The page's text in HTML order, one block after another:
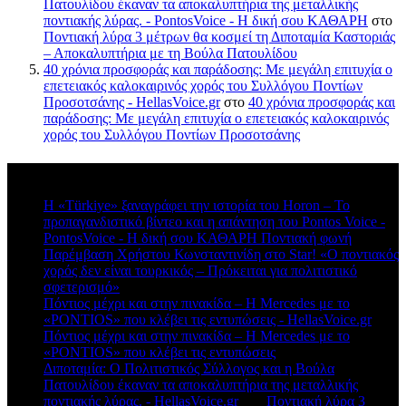
Πατουλίδου έκαναν τα αποκαλυπτήρια της μεταλλικής
ποντιακής λύρας. - PontosVoice - H δική σου ΚΑΘΑΡΗ στο
Ποντιακή λύρα 3 μέτρων θα κοσμεί τη Διποταμία Καστοριάς
– Αποκαλυπτήρια με τη Βούλα Πατουλίδου
40 χρόνια προσφοράς και παράδοσης: Με μεγάλη επιτυχία ο
επετειακός καλοκαιρινός χορός του Συλλόγου Ποντίων
Προσοτσάνης - HellasVoice.grστο 40 χρόνια προσφοράς και
παράδοσης: Με μεγάλη επιτυχία ο επετειακός καλοκαιρινός
χορός του Συλλόγου Ποντίων Προσοτσάνης
Η «Türkiye» ξαναγράφει την ιστορία του Horon – Το
προπαγανδιστικό βίντεο και η απάντηση του Pontos Voice -
PontosVoice - H δική σου ΚΑΘΑΡΗ Ποντιακή φωνή
Παρέμβαση Χρήστου Κωνσταντινίδη στο Star! «Ο ποντιακός
χορός δεν είναι τουρκικός – Πρόκειται για πολιτιστικό
σφετερισμό»
Πόντιος μέχρι και στην πινακίδα – Η Mercedes με το
«PONTIOS» που κλέβει τις εντυπώσεις - HellasVoice.grστο
Πόντιος μέχρι και στην πινακίδα – Η Mercedes με το
«PONTIOS» που κλέβει τις εντυπώσεις
Διποταμία: Ο Πολιτιστικός Σύλλογος και η Βούλα
Πατουλίδου έκαναν τα αποκαλυπτήρια της μεταλλικής
ποντιακής λύρας. - HellasVoice.grστο Ποντιακή λύρα 3